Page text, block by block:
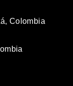
Colombia